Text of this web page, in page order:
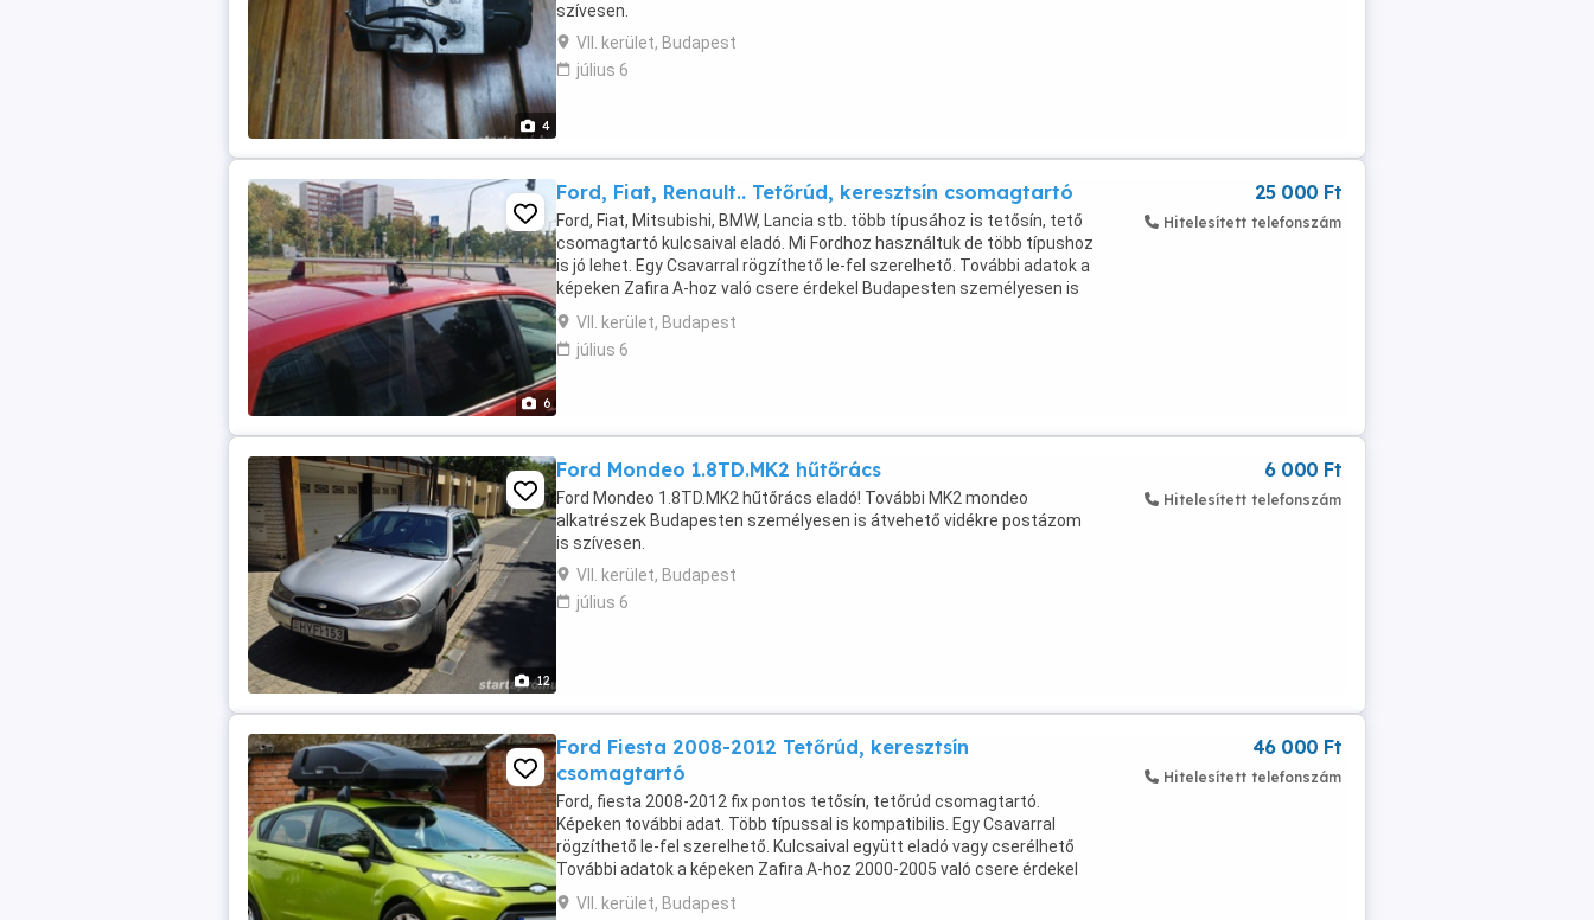
4
szívesen.
VII. kerület, Budapest
július 6
6
Ford, Fiat, Renault.. Tetőrúd, keresztsín csomagtartó
Ford, Fiat, Mitsubishi, BMW, Lancia stb. több típusához is tetősín, tető
csomagtartó kulcsaival eladó. Mi Fordhoz használtuk de több típushoz
is jó lehet. Egy Csavarral rögzíthető le-fel szerelhető. További adatok a
képeken Zafira A-hoz való csere érdekel Budapesten személyesen is
átvehető vidékre ...
VII. kerület, Budapest
július 6
25 000 Ft
Hitelesített telefonszám
12
Ford Mondeo 1.8TD.MK2 hűtőrács
Ford Mondeo 1.8TD.MK2 hűtőrács eladó! További MK2 mondeo
alkatrészek Budapesten személyesen is átvehető vidékre postázom
is szívesen.
VII. kerület, Budapest
július 6
6 000 Ft
Hitelesített telefonszám
Ford Fiesta 2008-2012 Tetőrúd, keresztsín
csomagtartó
Ford, fiesta 2008-2012 fix pontos tetősín, tetőrúd csomagtartó.
Képeken további adat. Több típussal is kompatibilis. Egy Csavarral
rögzíthető le-fel szerelhető. Kulcsaival együtt eladó vagy cserélhető
További adatok a képeken Zafira A-hoz 2000-2005 való csere érdekel
Budapesten személyesen is átvehető ...
VII. kerület, Budapest
46 000 Ft
Hitelesített telefonszám